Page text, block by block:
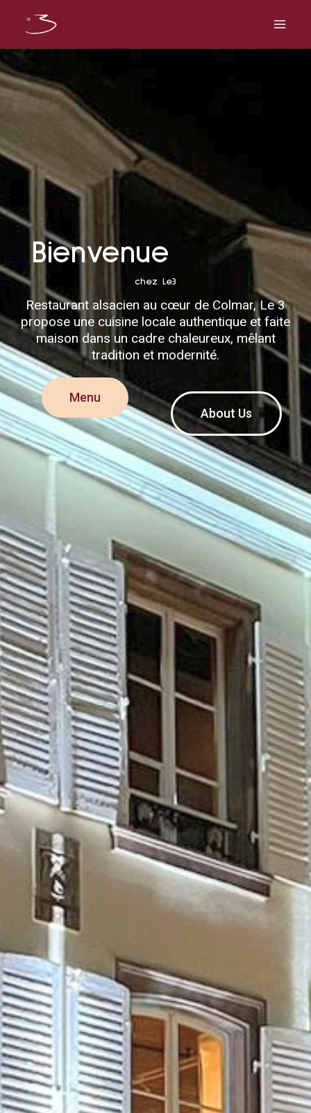
Bienvenue
chez Le3
Restaurant alsacien au cœur de Colmar, Le 3
propose une cuisine locale authentique et faite
maison dans un cadre chaleureux, mêlant
tradition et modernité.
Menu
About Us